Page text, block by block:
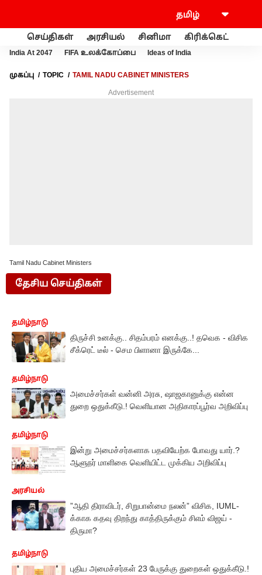
செய்திகள் அரசியல் சினிமா கிரிக்கெட்
India At 2047 FIFA உலக்கோப்பை Ideas of India
முகப்பு TOPIC TAMIL NADU CABINET MINISTERS
Advertisement
Tamil Nadu Cabinet Ministers
தேசிய செய்திகள்
தமிழ்நாடு
திருச்சி உனக்கு.. சிதம்பரம் எனக்கு..! தவெக - விசிக
சீக்ரெட் டீல் - செம பிளானா இருக்கே...
தமிழ்நாடு
அமைச்சர்கள் வன்னி அரசு, ஷாஜகானுக்கு என்ன
துறை ஒதுக்கீடு.! வெளியான அதிகாரப்பூர்வ அறிவிப்பு
தமிழ்நாடு
இன்று அமைச்சர்களாக பதவியேற்க போவது யார்.?
ஆளுநர் மாளிகை வெளியிட்ட முக்கிய அறிவிப்பு
அரசியல்
”ஆதி திராவிடர், சிறுபான்மை நலன்” விசிக, IUML-
க்காக கதவு திறந்து காத்திருக்கும் சிஎம் விஜய் -
திருமா?
தமிழ்நாடு
புதிய அமைச்சர்கள் 23 பேருக்கு துறைகள் ஒதுக்கீடு.!